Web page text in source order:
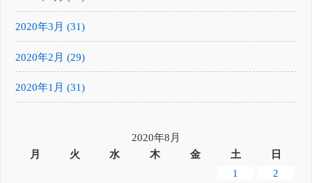
2020年3月 (31)
2020年2月 (29)
2020年1月 (31)
2020年8月
月
火 水 木 金 土
日
1
2